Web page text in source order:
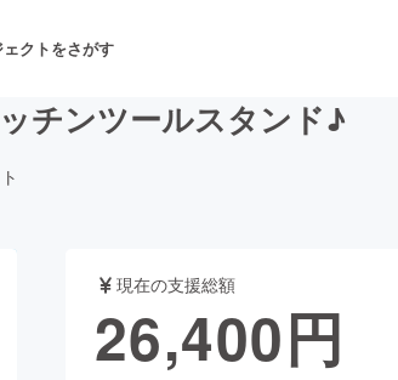
クトをさがす
台・パフォーマンス
ード・飲食店 ファッション
チンツールスタンド♪
現在の支援総額
26,400円